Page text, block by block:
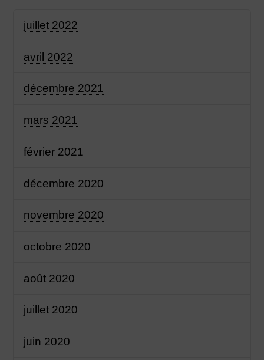
juillet 2022
avril 2022
décembre 2021
mars 2021
février 2021
décembre 2020
novembre 2020
octobre 2020
août 2020
juillet 2020
juin 2020